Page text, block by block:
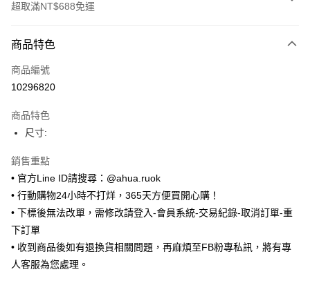
超取滿NT$688免運
信用卡一次付款
超商取貨付款
Apple Pay
街口支付
悠遊付
ATM付款
全家取貨付款
商品特色
商品編號
10296820
商品特色
尺寸:
銷售重點
• 官方Line ID請搜尋：@ahua.ruok
• 行動購物24小時不打烊，365天方便買開心購！
• 下標後無法改單，需修改請登入-會員系統-交易紀錄-取消訂單-重
下訂單
• 收到商品後如有退換貨相關問題，再麻煩至FB粉專私訊，將有專
人客服為您處理。